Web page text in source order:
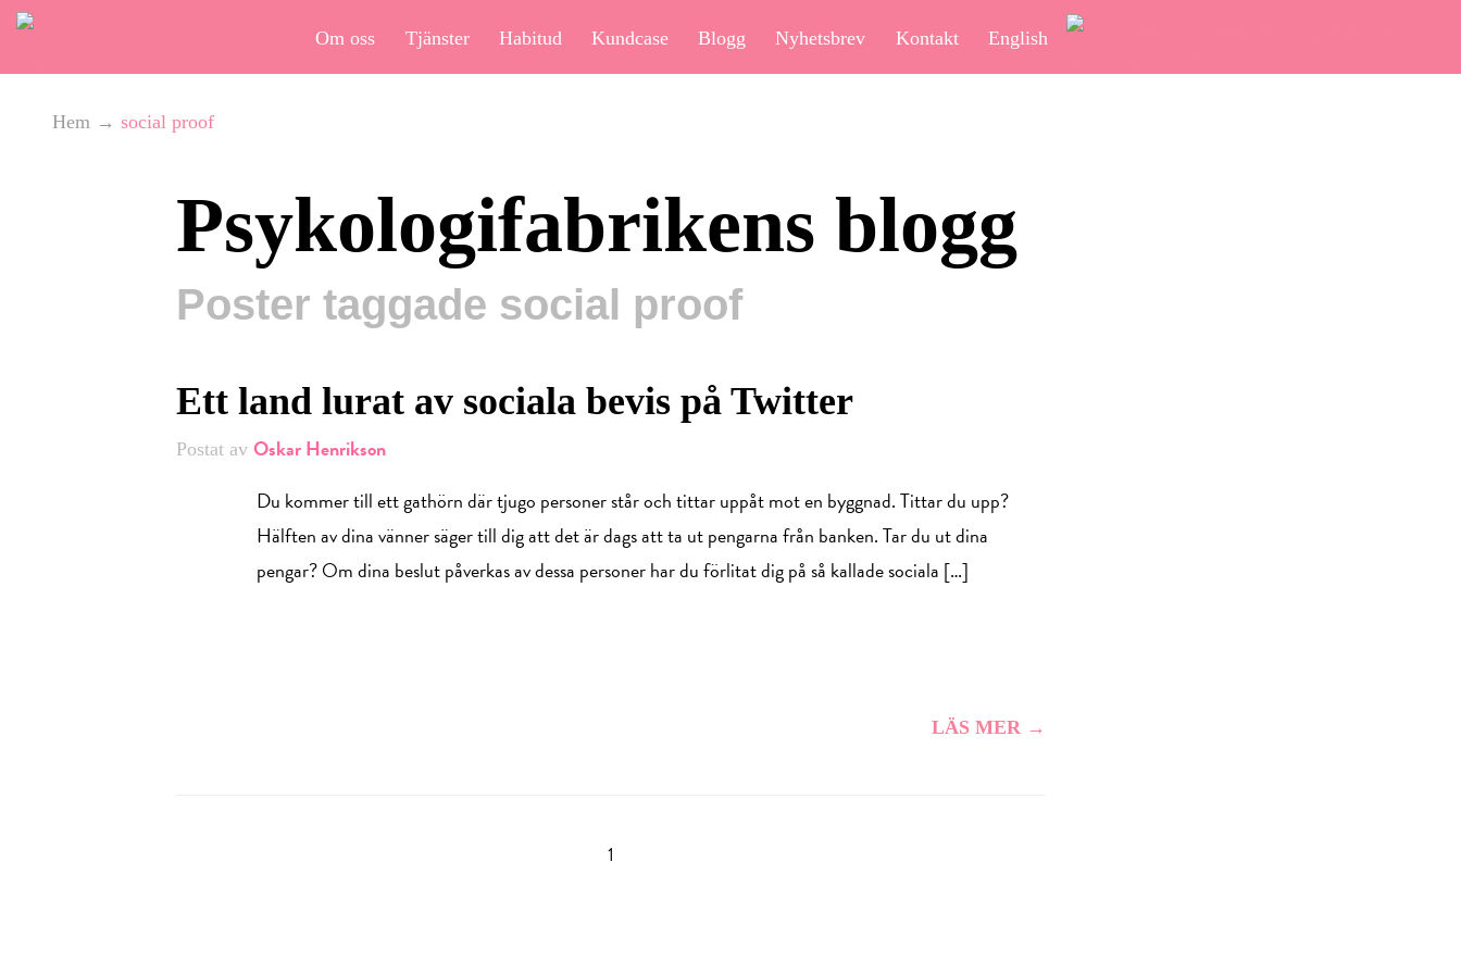
Om oss Tjänster Habitud Kundcase Blogg Nyhetsbrev Kontakt English
Hem → social proof
Psykologifabrikens blogg
Poster taggade social proof
Ett land lurat av sociala bevis på Twitter
Postat av Oskar Henrikson
Du kommer till ett gathörn där tjugo personer står och tittar uppåt mot en byggnad. Tittar du upp?
Hälften av dina vänner säger till dig att det är dags att ta ut pengarna från banken. Tar du ut dina
pengar? Om dina beslut påverkas av dessa personer har du förlitat dig på så kallade sociala […]
LÄS MER →
1